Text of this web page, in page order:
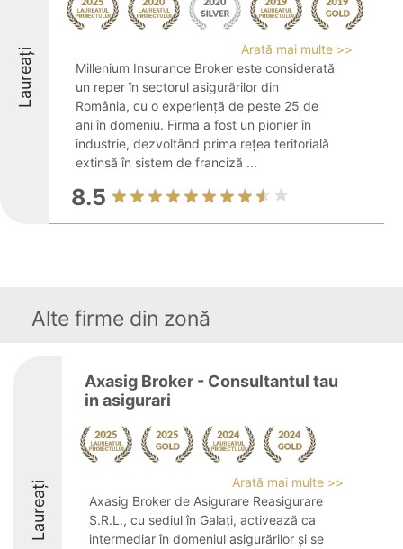
Laureați
Arată mai multe >>
Millenium Insurance Broker este considerată
un reper în sectorul asigurărilor din
România, cu o experiență de peste 25 de
ani în domeniu. Firma a fost un pionier în
industrie, dezvoltând prima rețea teritorială
extinsă în sistem de franciză ...
8.5
Alte firme din zonă
Laureați
Axasig Broker - Consultantul tau
in asigurari
Arată mai multe >>
Axasig Broker de Asigurare Reasigurare
S.R.L., cu sediul în Galați, activează ca
intermediar în domeniul asigurărilor și se